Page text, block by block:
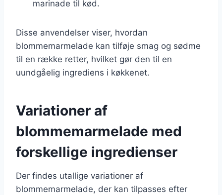
marinade til kød.
Disse anvendelser viser, hvordan
blommemarmelade kan tilføje smag og sødme
til en række retter, hvilket gør den til en
uundgåelig ingrediens i køkkenet.
Variationer af
blommemarmelade med
forskellige ingredienser
Der findes utallige variationer af
blommemarmelade, der kan tilpasses efter